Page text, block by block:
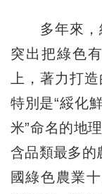
多年來，綏
突出把綠色
上，著力打
特別是“綏化
米”命名的地
含品類最多的
國綠色農業